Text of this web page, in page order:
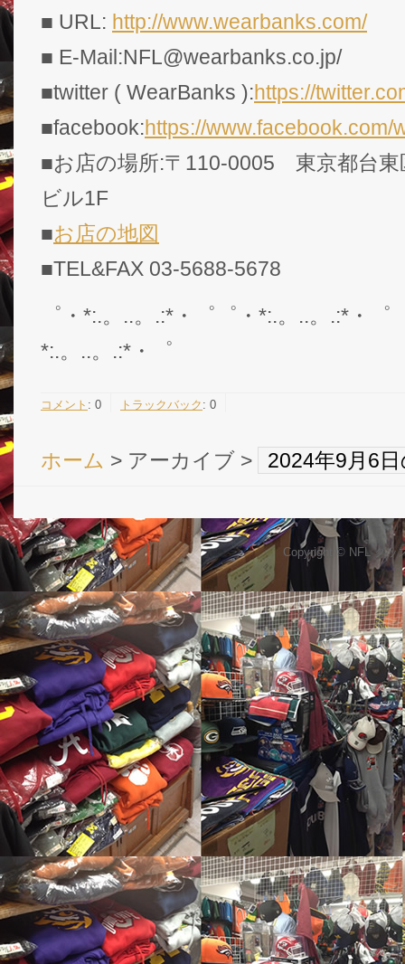
■ URL: http://www.wearbanks.com/
■ E-Mail:NFL@wearbanks.co.jp/
■twitter ( WearBanks ):https://
■facebook:https://www.facebook.com/
■お店の場所:〒110-0005 東京都台
ビル1F
■お店の地図
■TEL&FAX 03-5688-5678
゜・*:.。..。.:*・゜゜・*:.。..。.:*・
*:.。..。.:*・゜
コメント : 0 トラックバック : 0
ホーム > アーカイブ > 2024年9月6
Copyright © NFL グッ